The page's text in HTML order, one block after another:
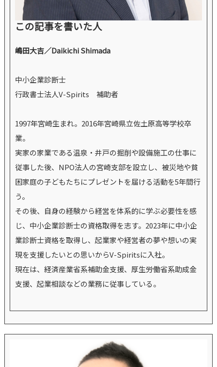
この記事を書いた人
嶋田大吉／Daikichi Shimada
中小企業診断士
行政書士法人V-Spirits 補助者
1997年宮崎生まれ。2016年宮崎県立佐土原高等学校卒
業。
実家の家業である温泉・井戸の掘削や設備施工の仕事に
従事した後、NPO法人の宮崎支部を設立し、被災地や貧
困家庭の子どもたちにプレゼントを届ける活動を5年間行
う。
その後、自身の経験から経営を体系的に学ぶ必要性を感
じ、中小企業診断士の資格取得を志す。2023年に中小企
業診断士資格を取得し、起業家や経営者の夢や想いの実
現を支援したいとの思いからV-Spiritsに入社。
現在は、経済産業省系補助金支援、厚生労働省系助成金
支援、起業相談などの業務に従事している。